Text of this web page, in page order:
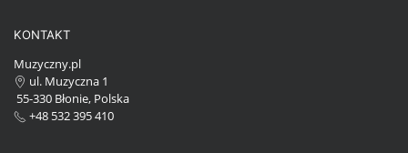
KONTAKT
Muzyczny.pl
ul. Muzyczna 1
55-330 Błonie, Polska
+48 532 395 410